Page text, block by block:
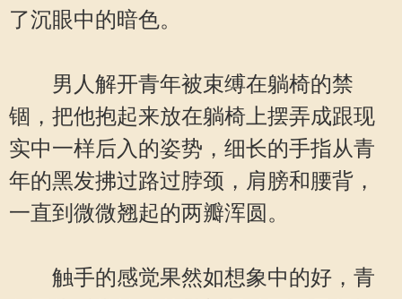
了沉眼中的暗色。
男人解开青年被束缚在躺椅的禁
锢，把他抱起来放在躺椅上摆弄成跟现
实中一样后入的姿势，细长的手指从青
年的黑发拂过路过脖颈，肩膀和腰背，
一直到微微翘起的两瓣浑圆。
触手的感觉果然如想象中的好，青